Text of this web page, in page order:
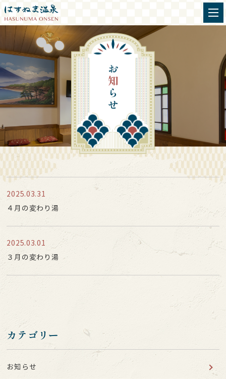
2025.03.31
４月の変わり湯
2025.03.01
３月の変わり湯
カテゴリー
お知らせ